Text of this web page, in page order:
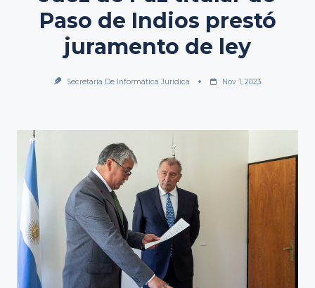
Paso de Indios prestó
juramento de ley
Secretaría De Informática Jurídica Nov 1, 2023